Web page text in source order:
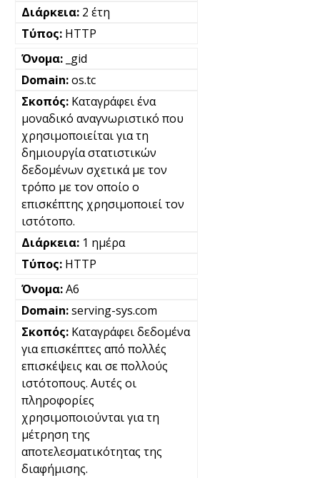
2 έτη
HTTP
_gid
os.tc
Καταγράφει ένα
μοναδικό αναγνωριστικό που
χρησιμοποιείται για τη
δημιουργία στατιστικών
δεδομένων σχετικά με τον
τρόπο με τον οποίο ο
επισκέπτης χρησιμοποιεί τον
ιστότοπο.
1 ημέρα
HTTP
A6
serving-sys.com
Καταγράφει δεδομένα
για επισκέπτες από πολλές
επισκέψεις και σε πολλούς
ιστότοπους. Αυτές οι
πληροφορίες
χρησιμοποιούνται για τη
μέτρηση της
αποτελεσματικότητας της
διαφήμισης.